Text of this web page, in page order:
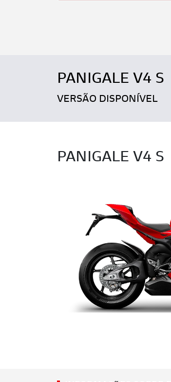
PANIGALE V4 S
VERSÃO DISPONÍVEL
PANIGALE V4 S